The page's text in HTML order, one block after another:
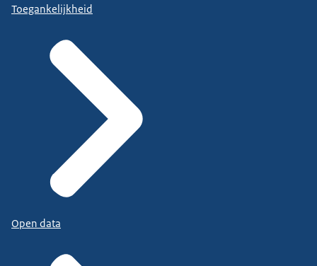
Toegankelijkheid
Open data